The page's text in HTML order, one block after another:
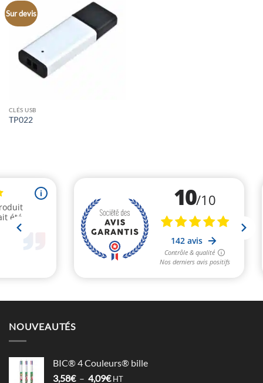
Sur devis
CLÉS USB
TP022
NOUVEAUTÉS
BIC® 4 Couleurs® bille
3,58€ – 4,09€Plage
HT